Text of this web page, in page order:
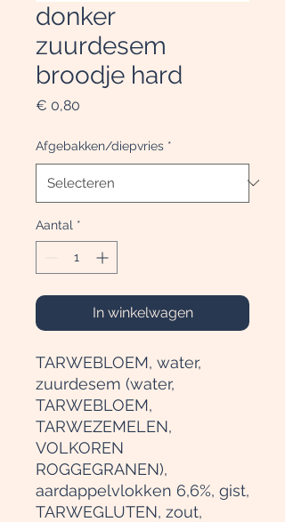
donker
zuurdesem
broodje hard
€ 0,80
Afgebakken/diepvries *
Aantal *
In winkelwagen
TARWEBLOEM, water,
zuurdesem (water,
TARWEBLOEM,
TARWEZEMELEN,
VOLKOREN
ROGGEGRANEN),
aardappelvlokken 6,6%, gist,
TARWEGLUTEN, zout,